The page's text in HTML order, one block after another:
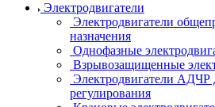
Электродвигатели
Электродвигатели
назначения
Однофазные
Взрывозащищенные
Электродвигатели АДЧР
регулирования